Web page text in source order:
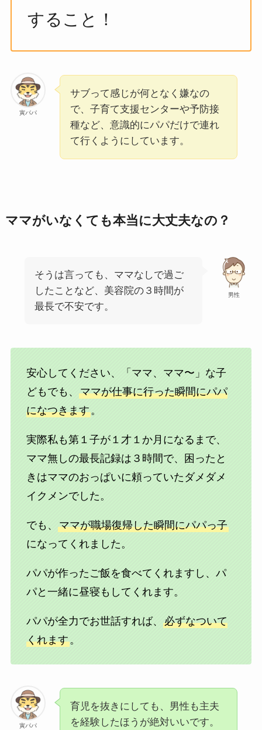
すること！
寅パパ
サブって感じが何となく嫌なの
で、子育て支援センターや予防接
種など、意識的にパパだけで連れ
て行くようにしています。
ママがいなくても本当に大丈夫なの？
男性
そうは言っても、ママなしで過ご
したことなど、美容院の３時間が
最長で不安です。
安心してください、「ママ、ママ〜」な子
どもでも、 ママが仕事に行った瞬間にパパ
になつきます。
実際私も第１子が１才１か月になるまで、
ママ無しの最長記録は３時間で、困ったと
きはママのおっぱいに頼っていたダメダメ
イクメンでした。
でも、 ママが職場復帰した瞬間にパパっ子
になってくれました。
パパが作ったご飯を食べてくれますし、パ
パと一緒に昼寝もしてくれます。
パパが全力でお世話すれば、 必ずなついて
くれます。
寅パパ
育児を抜きにしても、男性も主夫
を経験したほうが絶対いいです。